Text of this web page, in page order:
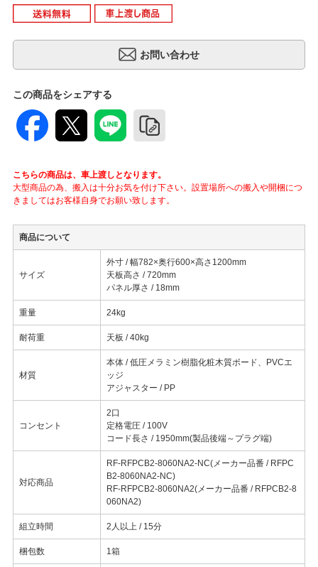
この商品をシェアする
こちらの商品は、車上渡しとなります。
大型商品の為、搬入は十分お気を付け下さい。設置場所への搬入や開梱につ
きましてはお客様自身でお願い致します。
商品について
サイズ
外寸 / 幅782×奥行600×高さ1200mm
天板高さ / 720mm
パネル厚さ / 18mm
重量 24kg
耐荷重 天板 / 40kg
材質
本体 / 低圧メラミン樹脂化粧木質ボード、PVCエ
ッジ
アジャスター / PP
コンセント
2口
定格電圧 / 100V
コード長さ / 1950mm(製品後端～プラグ端)
対応商品
RF-RFPCB2-8060NA2-NC(メーカー品番 / RFPC
B2-8060NA2-NC)
RF-RFPCB2-8060NA2(メーカー品番 / RFPCB2-8
060NA2)
組立時間 2人以上 / 15分
梱包数 1箱